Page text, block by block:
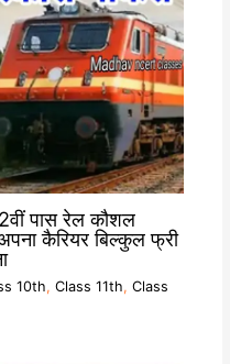
पास रेल कौशल
कैरियर बिल्कुल फ्री
10th, Class 11th, Class